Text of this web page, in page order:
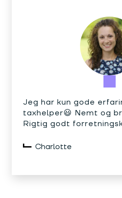
Jeg har kun gode
taxhelper😃 Nemt og
Rigtig godt
Charlotte